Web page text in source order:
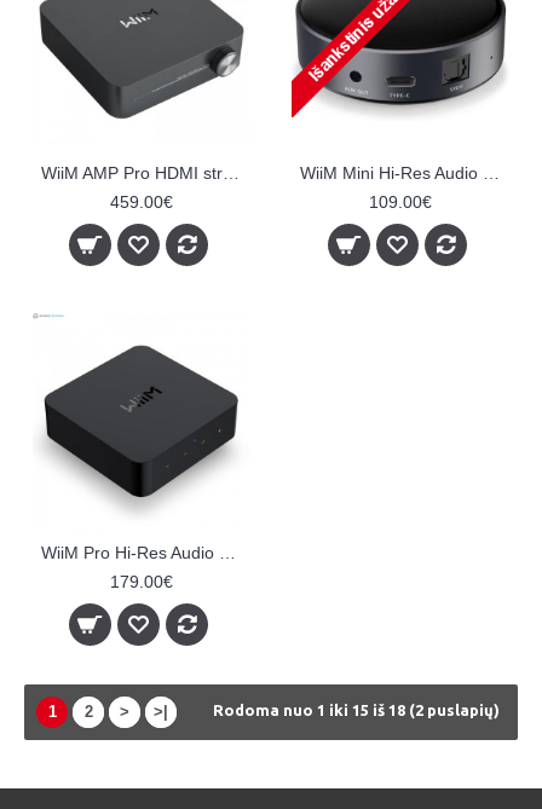
459.00€
109.00€
179.00€
1 2 > >| Rodoma nuo 1 iki 15 iš 18 (2 puslapių)